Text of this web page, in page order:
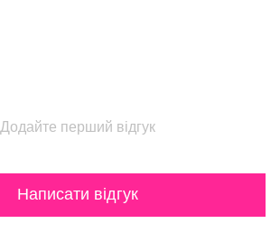
Додайте перший відгук
Написати відгук